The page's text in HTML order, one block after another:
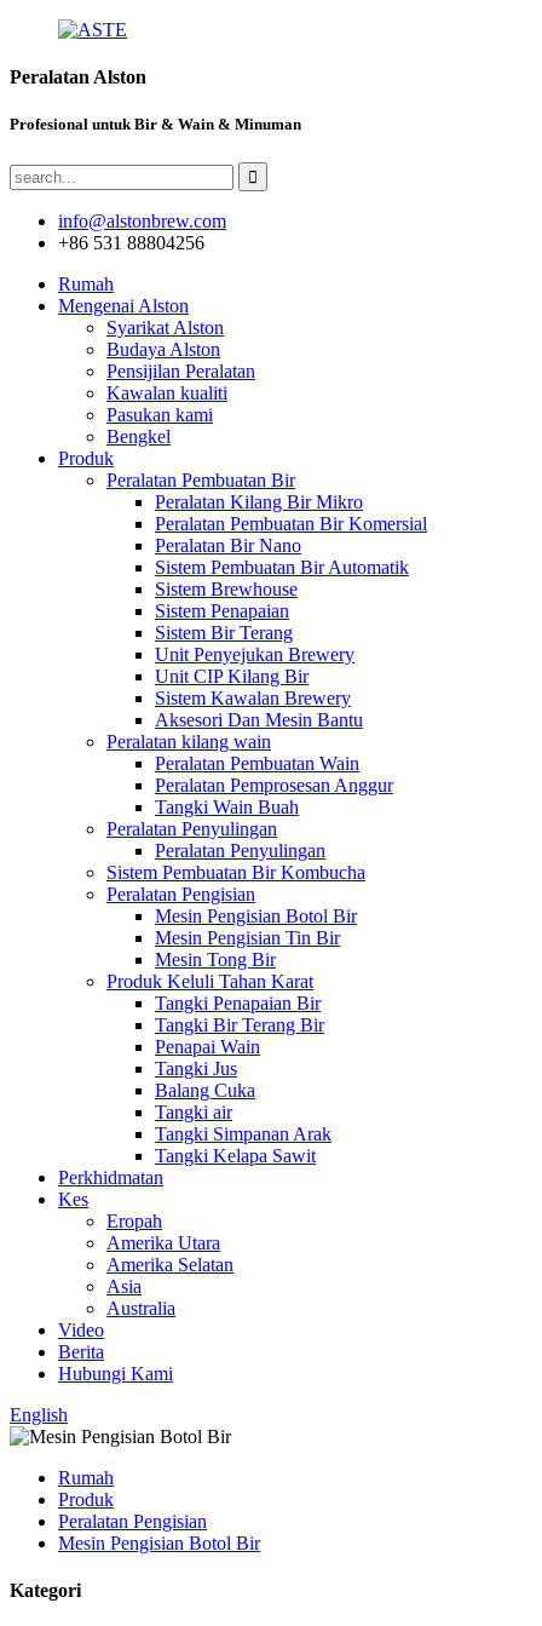
Peralatan Alston
Profesional untuk Bir & Wain & Minuman
info@alstonbrew.com
+86 531 88804256
Rumah
Mengenai Alston
Syarikat Alston
Budaya Alston
Pensijilan Peralatan
Kawalan kualiti
Pasukan kami
Bengkel
Produk
Peralatan Pembuatan Bir
Peralatan Kilang Bir Mikro
Peralatan Pembuatan Bir Komersial
Peralatan Bir Nano
Sistem Pembuatan Bir Automatik
Sistem Brewhouse
Sistem Penapaian
Sistem Bir Terang
Unit Penyejukan Brewery
Unit CIP Kilang Bir
Sistem Kawalan Brewery
Aksesori Dan Mesin Bantu
Peralatan kilang wain
Peralatan Pembuatan Wain
Peralatan Pemprosesan Anggur
Tangki Wain Buah
Peralatan Penyulingan
Peralatan Penyulingan
Sistem Pembuatan Bir Kombucha
Peralatan Pengisian
Mesin Pengisian Botol Bir
Mesin Pengisian Tin Bir
Mesin Tong Bir
Produk Keluli Tahan Karat
Tangki Penapaian Bir
Tangki Bir Terang Bir
Penapai Wain
Tangki Jus
Balang Cuka
Tangki air
Tangki Simpanan Arak
Tangki Kelapa Sawit
Perkhidmatan
Kes
Eropah
Amerika Utara
Amerika Selatan
Asia
Australia
Video
Berita
Hubungi Kami
English
Rumah
Produk
Peralatan Pengisian
Mesin Pengisian Botol Bir
Kategori